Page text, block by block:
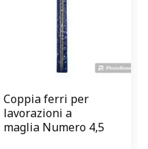
Coppia ferri per
lavorazioni a
maglia Numero 4,5